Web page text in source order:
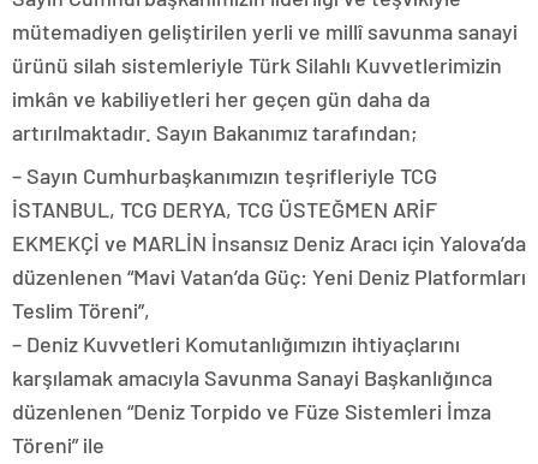
mütemadiyen geliştirilen yerli ve millî savunma sanayi
ürünü silah sistemleriyle Türk Silahlı Kuvvetlerimizin
imkân ve kabiliyetleri her geçen gün daha da
artırılmaktadır. Sayın Bakanımız tarafından;
– Sayın Cumhurbaşkanımızın teşrifleriyle TCG
İSTANBUL, TCG DERYA, TCG ÜSTEĞMEN ARİF
EKMEKÇİ ve MARLİN İnsansız Deniz Aracı için Yalova’da
düzenlenen “Mavi Vatan’da Güç: Yeni Deniz Platformları
Teslim Töreni”,
– Deniz Kuvvetleri Komutanlığımızın ihtiyaçlarını
karşılamak amacıyla Savunma Sanayi Başkanlığınca
düzenlenen “Deniz Torpido ve Füze Sistemleri İmza
Töreni” ile